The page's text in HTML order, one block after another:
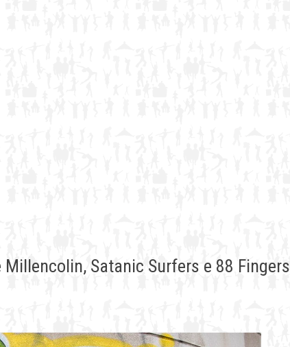
Millencolin, Satanic Surfers e 88 Fingers